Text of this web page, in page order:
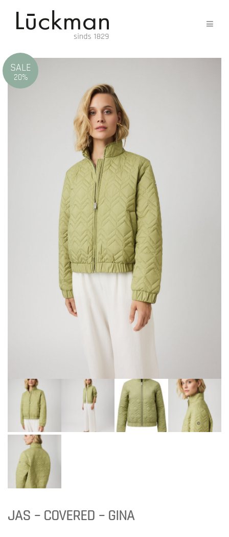
SALE
20%
JAS – COVERED – GINA